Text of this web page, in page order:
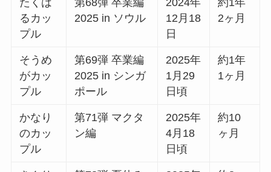
るカッ
プル
2025 in ソウル
12月18
日
2ヶ月
そうめ
がカッ
プル
第69弾 卒業編
2025 in シンガ
ポール
2025年
1月29
日頃
約1年
1ヶ月
かなり
のカッ
プル
第71弾 マクタ
ン編
2025年
4月18
日頃
約10
ヶ月